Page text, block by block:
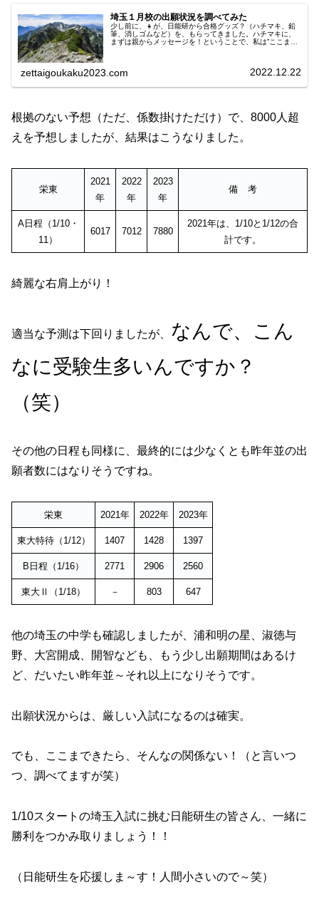
埼玉１月校の出願状況を調べてみた
少し前に、👧が、日能研から合格グッズ？（ハチマキ、鉛
筆、消しゴムなど）を、もらってきました。ハチマキに、
まずは親からメッセージを！ということで、私は”ここまで
zettaigoukaku2023.com 2022.12.22
根拠のない予想（ただ、係数掛けただけ）で、8000人超
えを予想しましたが、結果はこうなりました。
栄東
2021
年
2022
年
2023
年
備 考
A日程（1/10・
11）
6017 7012 7880
2021年は、1/10と1/12の合
計です。
綺麗な右肩上がり！
適当な予測は下回りましたが、 なんで、こん
なに受験生多いんですか？
（笑）
その他の日程も同様に、最終的には少なくとも昨年並の出
願者数にはなりそうですね。
栄東 2021年 2022年 2023年
東大特待（1/12） 1407 1428 1397
B日程（1/16） 2771 2906 2560
東大Ⅱ（1/18） － 803 647
他の埼玉の中学も確認しましたが、浦和明の星、淑徳与
野、大宮開成、開智なども、もう少し出願期間はあるけ
ど、だいたい昨年並～それ以上になりそうです。
出願状況からは、厳しい入試になるのは確実。
でも、ここまできたら、そんなの関係ない！（と言いつ
つ、調べてますが笑）
1/10スタートの埼玉入試に挑む日能研生の皆さん、一緒に
勝利をつかみ取りましょう！！
（日能研生を応援しま～す！人間小さいので～笑）